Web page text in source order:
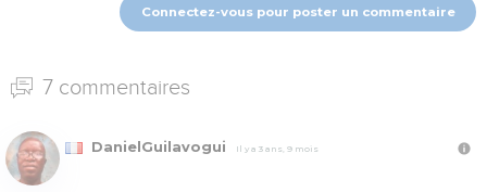
Connectez-vous pour poster un commentaire
7 commentaires
DanielGuilavogui Il y a 3 ans, 9 mois